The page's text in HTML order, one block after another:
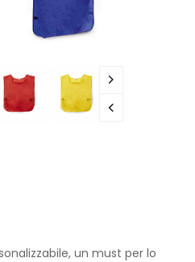
un must per lo